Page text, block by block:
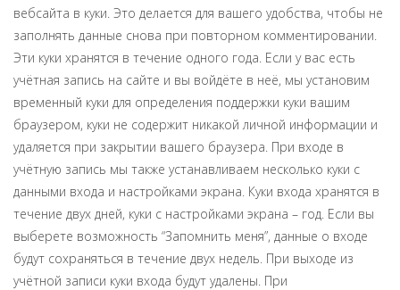
вебсайта в куки. Это делается для вашего удобства, чтобы не
заполнять данные снова при повторном комментировании.
Эти куки хранятся в течение одного года. Если у вас есть
учётная запись на сайте и вы войдёте в неё, мы установим
временный куки для определения поддержки куки вашим
браузером, куки не содержит никакой личной информации и
удаляется при закрытии вашего браузера. При входе в
учётную запись мы также устанавливаем несколько куки с
данными входа и настройками экрана. Куки входа хранятся в
течение двух дней, куки с настройками экрана – год. Если вы
выберете возможность “Запомнить меня”, данные о входе
будут сохраняться в течение двух недель. При выходе из
учётной записи куки входа будут удалены. При